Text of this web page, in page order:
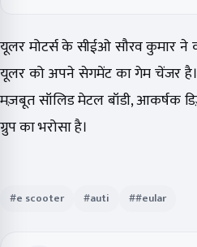
यूलर मोटर्स के सीईओ सौरव कुमार ने
यूलर को अपने सेगमेंट का गेम चेंजर
मज़बूत सॉलिड मेटल बॉडी, आकर्षक
ग्रुप का भरोसा है।
#e scooter #auti ##eular